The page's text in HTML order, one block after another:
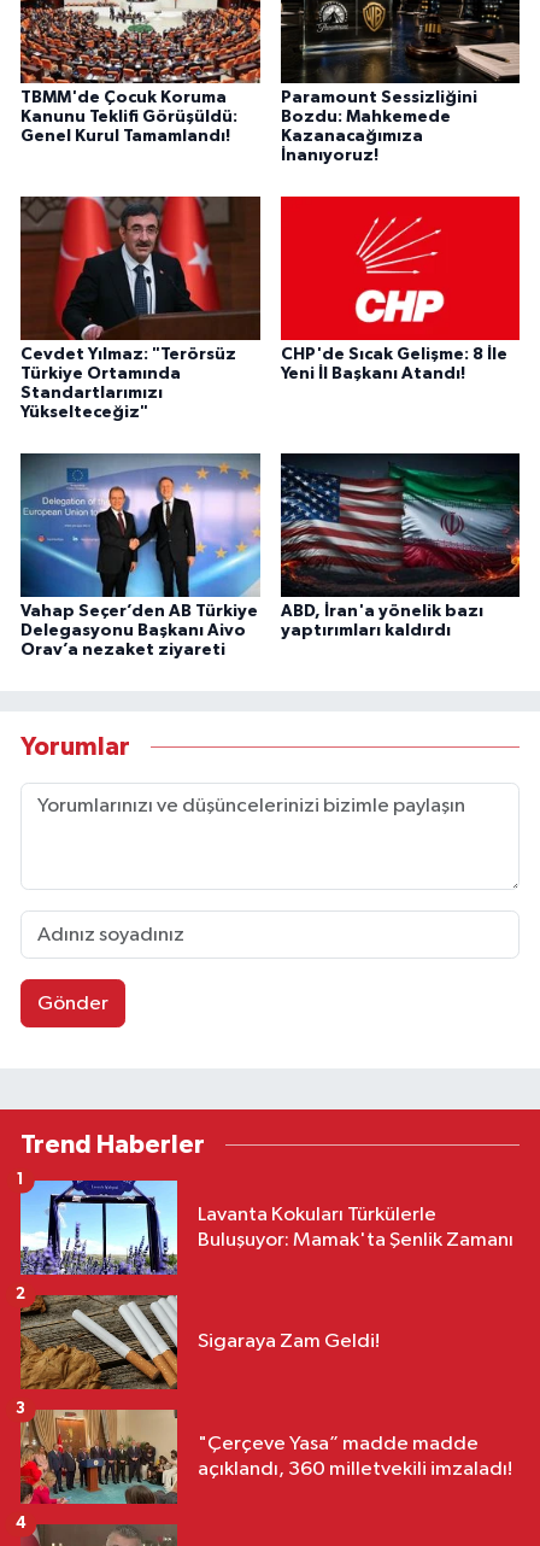
TBMM'de Çocuk Koruma
Kanunu Teklifi Görüşüldü:
Genel Kurul Tamamlandı!
Paramount Sessizliğini
Bozdu: Mahkemede
Kazanacağımıza
İnanıyoruz!
Cevdet Yılmaz: "Terörsüz
Türkiye Ortamında
Standartlarımızı
Yükselteceğiz"
CHP'de Sıcak Gelişme: 8 İle
Yeni İl Başkanı Atandı!
Vahap Seçer’den AB Türkiye
Delegasyonu Başkanı Aivo
Orav’a nezaket ziyareti
ABD, İran'a yönelik bazı
yaptırımları kaldırdı
Yorumlar
Gönder
Trend Haberler
Lavanta Kokuları Türkülerle
Buluşuyor: Mamak'ta Şenlik Zamanı
1
Sigaraya Zam Geldi!
2
"Çerçeve Yasa” madde madde
açıklandı, 360 milletvekili imzaladı!
3
4